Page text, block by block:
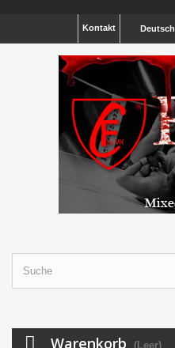
Deutsch
Kontakt
Warenkorb (Leer)